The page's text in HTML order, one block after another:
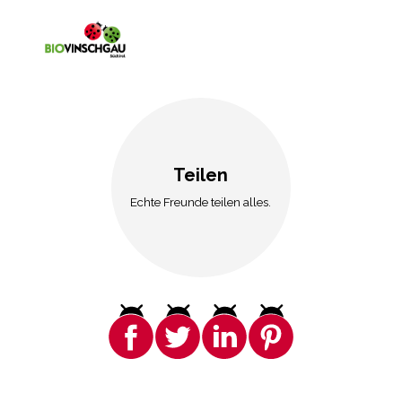
Teilen
Echte Freunde teilen alles.